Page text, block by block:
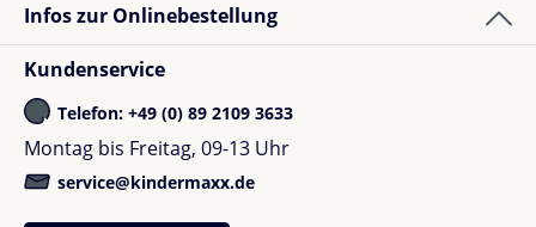
Infos zur Onlinebestellung
Kundenservice
Telefon: +49 (0) 89 2109 3633
Montag bis Freitag, 09-13 Uhr
service@kindermaxx.de